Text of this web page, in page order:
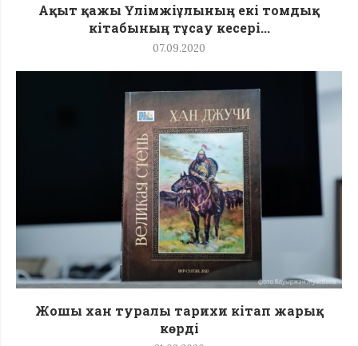
Ақыт қажы Үлімжіұлының екі томдық
кітабының тұсау кесері...
07.09.2020
Жошы хан туралы тарихи кітап жарық
көрді